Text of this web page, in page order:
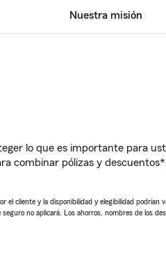
Nuestra misión
lo que es importante para
combinar pólizas y
el cliente y la disponibilidad y elegibilidad podrían
no aplicará. Los ahorros, nombres de los